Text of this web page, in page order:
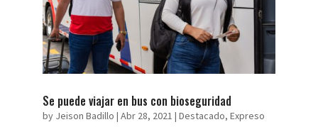
Se puede viajar en bus con bioseguridad
by Jeison Badillo | Abr 28, 2021 | Destacado, Expreso